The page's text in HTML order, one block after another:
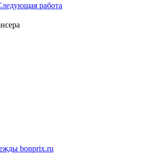
работа
bonprix.ru